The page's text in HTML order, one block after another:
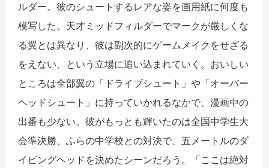
ルダー。彼のシュートするレアな姿を画用紙に何度も
模写した。天才ミッドフィルダーでマークが厳しくな
る翼とは異なり、彼は副次的にゲームメイクをせざる
をえない、という立場に追い込まれていく。おいしい
ところは全部翼の「ドライブシュート」や「オーバー
ヘッドシュート」に持っていかれるなかで、漫画中の
出番も少ない。彼がもっとも輝いたのは全国中学生大
会準決勝、ふらの中学校との対決で、五メートルのダ
イビングヘッドを決めたシーンだろう。「ここは絶対